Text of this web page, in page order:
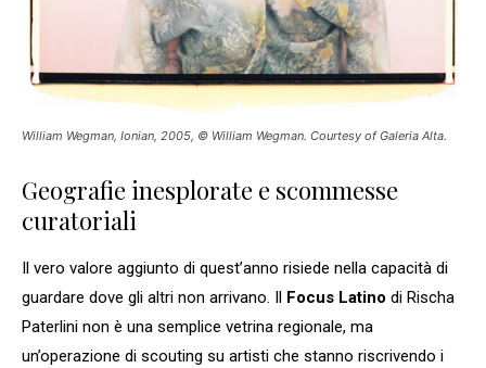
William Wegman, Ionian, 2005, © William Wegman. Courtesy of Galeria Alta.
Geografie inesplorate e scommesse
curatoriali
Il vero valore aggiunto di quest’anno risiede nella capacità di
guardare dove gli altri non arrivano. Il Focus Latino di Rischa
Paterlini non è una semplice vetrina regionale, ma
un’operazione di scouting su artisti che stanno riscrivendo i